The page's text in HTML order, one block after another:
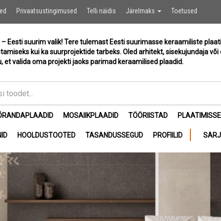
Privaatsustingimused Telli näidis Järelmaks Toetused
Eesti suurim valik! Tere tulemast Eesti suurimasse keraamiliste
kui ka suurprojektide tarbeks. Oled arhitekt, sisekujundaja
et valida oma projekti jaoks parimad keraamilised plaadid.
MOSAIIKPLAADID TÖÖRIISTAD
HOOLDUSTOOTED TASANDUSSEGUD PROFIILID